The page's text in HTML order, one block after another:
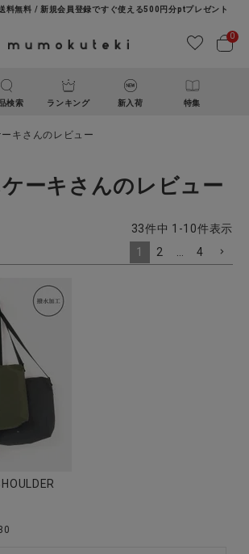
料無料 / 新規会員登録ですぐ使える500円分ptプレゼント
0
検索 ランキング 新入荷 特集
貨
キさんのレビュー
ーキさんのレビュー
33件中 1 -10件表示
1
2 4